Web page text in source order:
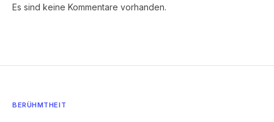
Es sind keine Kommentare vorhanden.
BERÜHMTHEIT